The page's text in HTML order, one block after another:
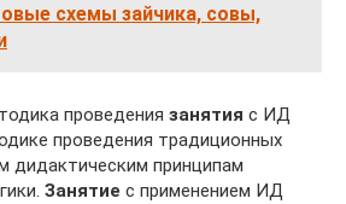
схемы зайчика, совы,
проведения занятия с ИД
проведения традиционных
дидактическим принципам
Занятие с применением ИД